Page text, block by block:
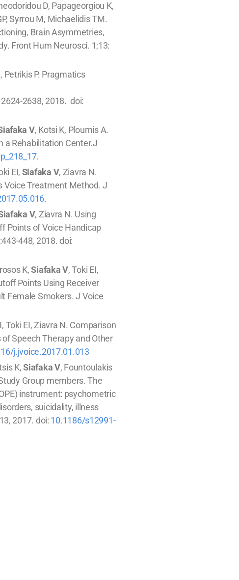
D, Papageorgiou K,
Syrrou M, Michaelidis TM.
Brain Asymmetries,
Front Hum Neurosci. 1;13:
Petrikis P. Pragmatics
2638, 2018. doi:
V, Kotsi K, Ploumis A.
a Rehabilitation Center.J
.
EI, Siafaka V, Ziavra N.
Voice Treatment Method. J
.
V, Ziavra N. Using
Points of Voice Handicap
448, 2018. doi:
K,Siafaka V, Toki EI,
Points Using Receiver
Female Smokers. J Voice
Toki EI, Ziavra N. Comparison
Speech Therapy and Other
j.jvoice.2017.01.013
K,Siafaka V, Fountoulakis
Group members. The
instrument: psychometric
suicidality, illness
2017. doi: 10.1186/s12991-